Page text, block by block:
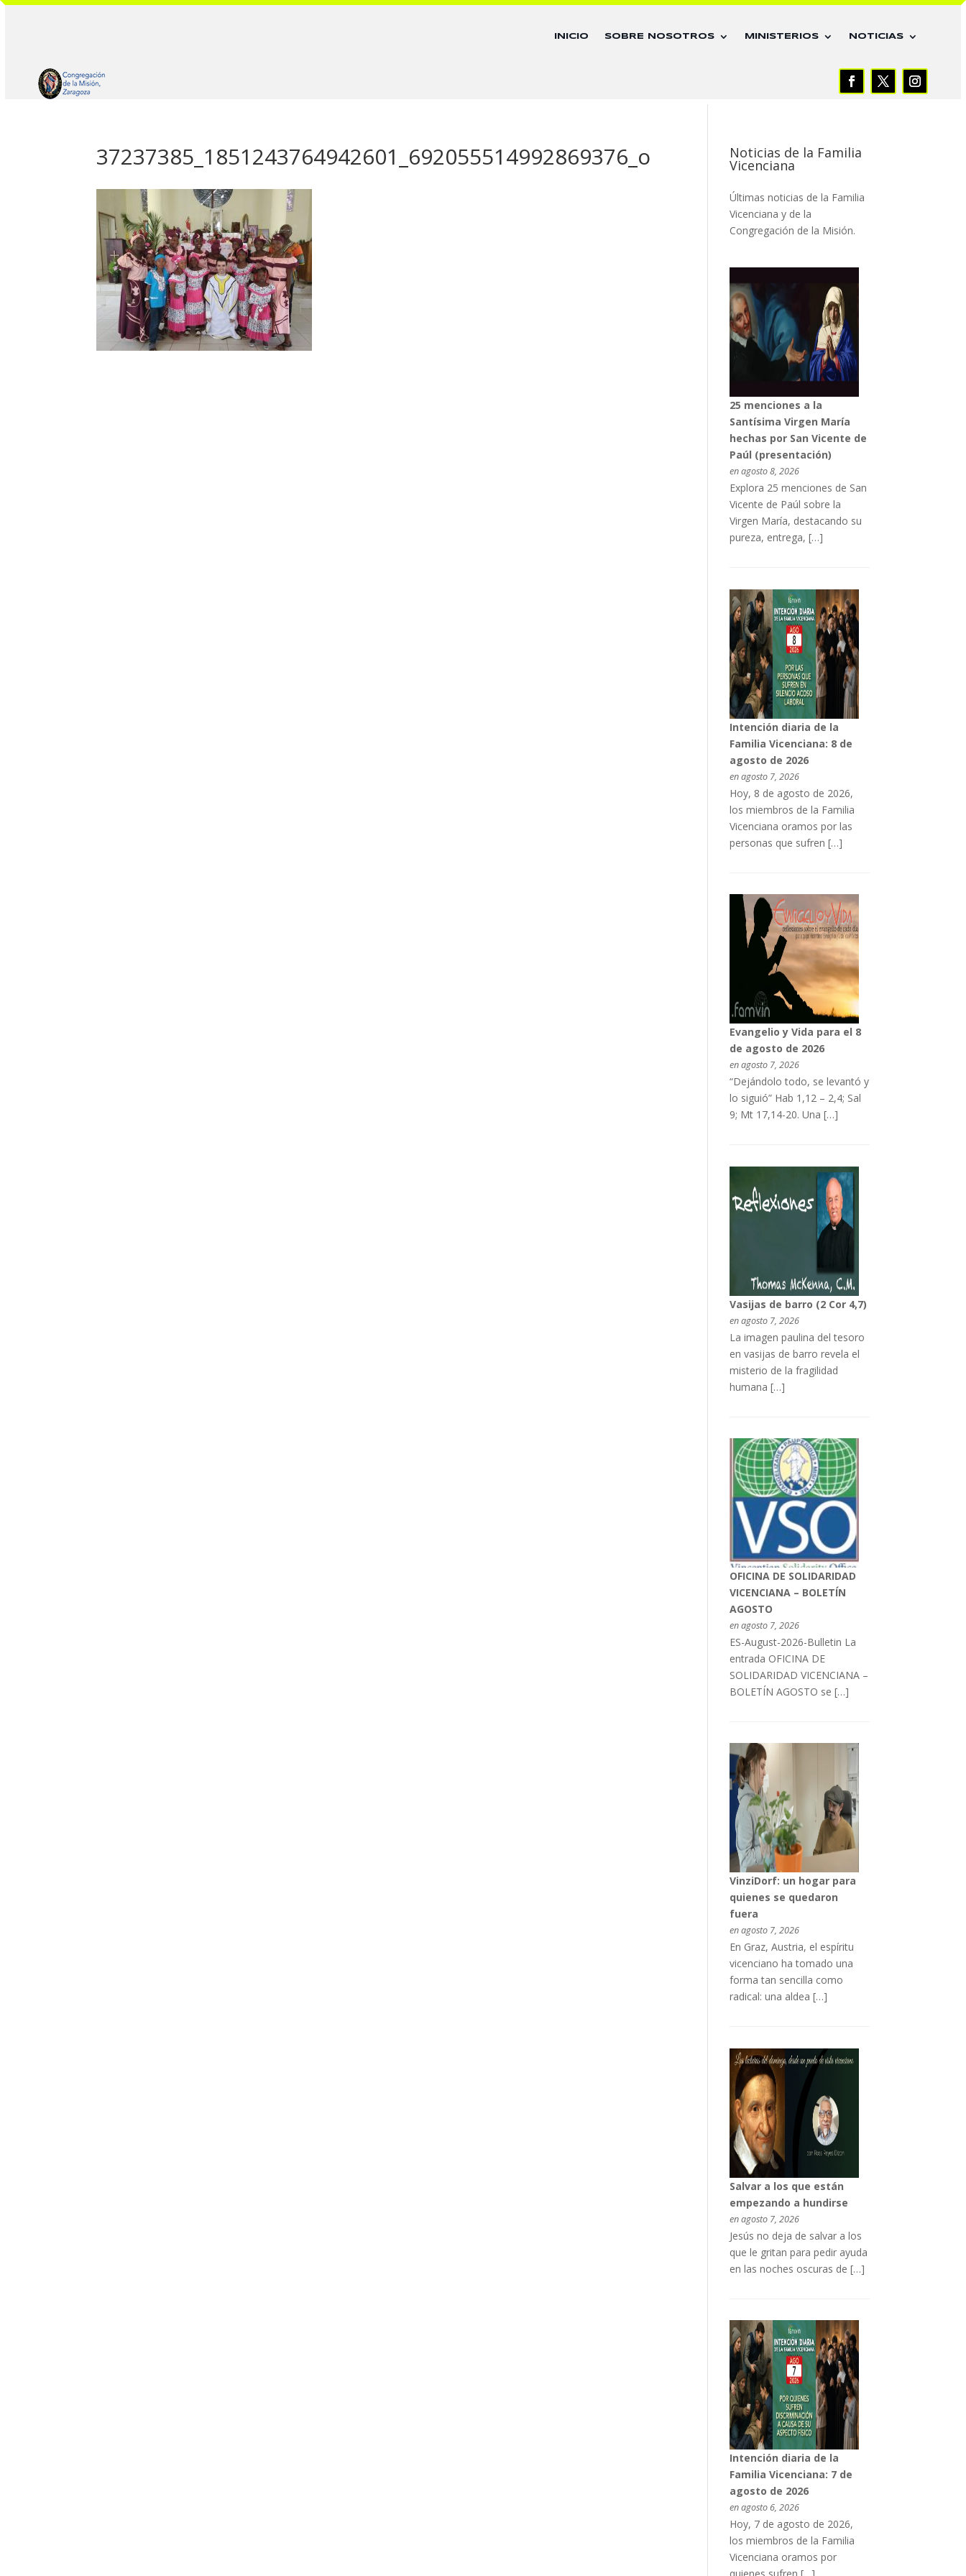
INICIO SOBRE NOSOTROS MINISTERIOS NOTICIAS
37237385_1851243764942601_692055514992869376_o Noticias de la Familia
Vicenciana
Últimas noticias de la Familia
Vicenciana y de la
Congregación de la Misión.
25 menciones a la
Santísima Virgen María
hechas por San Vicente de
Paúl (presentación)
en agosto 8, 2026
Explora 25 menciones de San
Vicente de Paúl sobre la
Virgen María, destacando su
pureza, entrega, […]
Intención diaria de la
Familia Vicenciana: 8 de
agosto de 2026
en agosto 7, 2026
Hoy, 8 de agosto de 2026,
los miembros de la Familia
Vicenciana oramos por las
personas que sufren […]
Evangelio y Vida para el 8
de agosto de 2026
en agosto 7, 2026
“Dejándolo todo, se levantó y
lo siguió” Hab 1,12 – 2,4; Sal
9; Mt 17,14-20. Una […]
Vasijas de barro (2 Cor 4,7)
en agosto 7, 2026
La imagen paulina del tesoro
en vasijas de barro revela el
misterio de la fragilidad
humana […]
OFICINA DE SOLIDARIDAD
VICENCIANA – BOLETÍN
AGOSTO
en agosto 7, 2026
ES-August-2026-Bulletin La
entrada OFICINA DE
SOLIDARIDAD VICENCIANA –
BOLETÍN AGOSTO se […]
VinziDorf: un hogar para
quienes se quedaron
fuera
en agosto 7, 2026
En Graz, Austria, el espíritu
vicenciano ha tomado una
forma tan sencilla como
radical: una aldea […]
Salvar a los que están
empezando a hundirse
en agosto 7, 2026
Jesús no deja de salvar a los
que le gritan para pedir ayuda
en las noches oscuras de […]
Intención diaria de la
Familia Vicenciana: 7 de
agosto de 2026
en agosto 6, 2026
Hoy, 7 de agosto de 2026,
los miembros de la Familia
Vicenciana oramos por